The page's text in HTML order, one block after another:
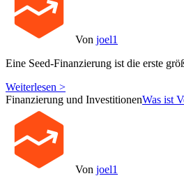
Von joel1
Eine Seed-Finanzierung ist die erste
Weiterlesen >
Finanzierung und InvestitionenWas ist
Von joel1